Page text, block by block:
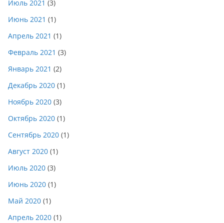
Июль 2021 (3)
Июнь 2021 (1)
Апрель 2021 (1)
Февраль 2021 (3)
Январь 2021 (2)
Декабрь 2020 (1)
Ноябрь 2020 (3)
Октябрь 2020 (1)
Сентябрь 2020 (1)
Август 2020 (1)
Июль 2020 (3)
Июнь 2020 (1)
Май 2020 (1)
Апрель 2020 (1)